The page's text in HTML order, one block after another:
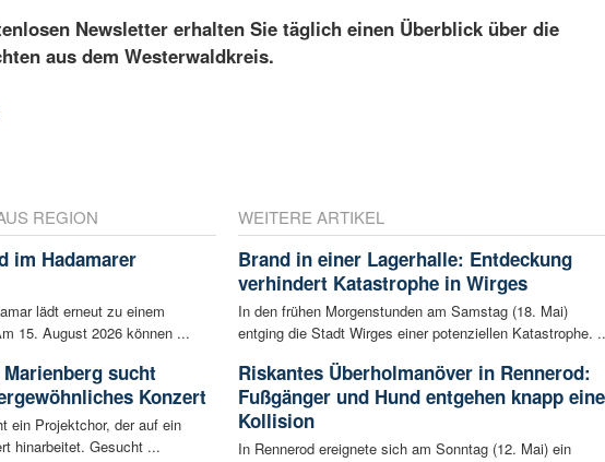
Newsletter erhalten Sie täglich einen Überblick über die
aus dem Westerwaldkreis.
REGION
im Hadamarer
lädt erneut zu einem
15. August 2026 können ...
sucht
Konzert
ein Projektchor, der auf ein
hinarbeitet. Gesucht ...
WEITERE ARTIKEL
Brand in einer Lagerhalle: Entdeckung
verhindert Katastrophe in Wirges
In den frühen Morgenstunden am Samstag (18. Mai)
entging die Stadt Wirges einer potenziellen Katastrophe.
Riskantes Überholmanöver in Rennerod:
Fußgänger und Hund entgehen knapp
Kollision
In Rennerod ereignete sich am Sonntag (12. Mai) ein